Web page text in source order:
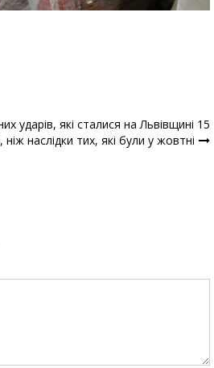
ударів, які сталися на Львівщині 15
ніж наслідки тих, які були у жовтні